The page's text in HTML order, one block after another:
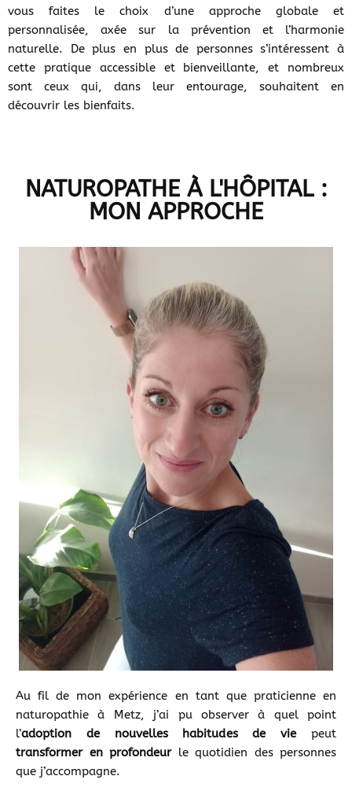
vous faites le choix d’une approche globale et
personnalisée, axée sur la prévention et l’harmonie
naturelle. De plus en plus de personnes s’intéressent à
cette pratique accessible et bienveillante, et nombreux
sont ceux qui, dans leur entourage, souhaitent en
découvrir les bienfaits.
NATUROPATHE À L'HÔPITAL :
MON APPROCHE
Au fil de mon expérience en tant que praticienne en
naturopathie à Metz, j’ai pu observer à quel point
l’adoption de nouvelles habitudes de viepeut
transformer en profondeurle quotidien des personnes
que j’accompagne.